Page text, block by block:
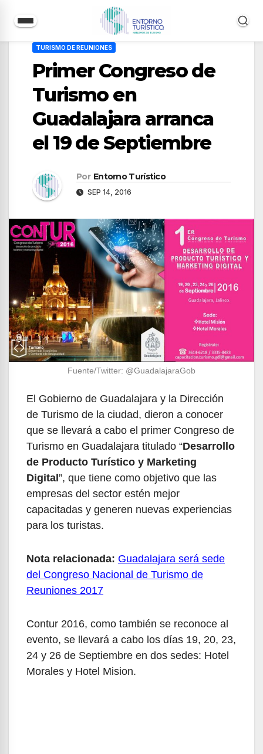
contenido
TURISMO DE REUNIONES
Primer Congreso de
Turismo en
Guadalajara arranca
el 19 de Septiembre
Por Entorno Turístico
SEP 14, 2016
Fuente/Twitter: @GuadalajaraGob
El Gobierno de Guadalajara y la Dirección
de Turismo de la ciudad, dieron a conocer
que se llevará a cabo el primer Congreso de
Turismo en Guadalajara titulado “Desarrollo
de Producto Turístico y Marketing
Digital”, que tiene como objetivo que las
empresas del sector estén mejor
capacitadas y generen nuevas experiencias
para los turistas.
Nota relacionada: Guadalajara será sede
del Congreso Nacional de Turismo de
Reuniones 2017
Contur 2016, como también se reconoce al
evento, se llevará a cabo los días 19, 20, 23,
24 y 26 de Septiembre en dos sedes: Hotel
Morales y Hotel Mision.